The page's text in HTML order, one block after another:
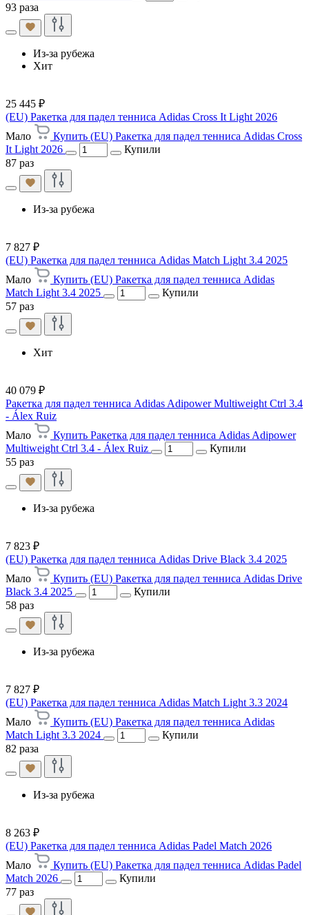
93 раза
Из-за рубежа
Хит
25 445 ₽
(EU) Ракетка для падел тенниса Adidas Cross It Light 2026
Мало
Купить (EU) Ракетка для падел тенниса Adidas Cross
It Light 2026
Купили
87 раз
Из-за рубежа
7 827 ₽
(EU) Ракетка для падел тенниса Adidas Match Light 3.4 2025
Мало
Купить (EU) Ракетка для падел тенниса Adidas
Match Light 3.4 2025
Купили
57 раз
Хит
40 079 ₽
Ракетка для падел тенниса Adidas Adipower Multiweight Ctrl 3.4
- Álex Ruiz
Мало
Купить Ракетка для падел тенниса Adidas Adipower
Multiweight Ctrl 3.4 - Álex Ruiz
Купили
55 раз
Из-за рубежа
7 823 ₽
(EU) Ракетка для падел тенниса Adidas Drive Black 3.4 2025
Мало
Купить (EU) Ракетка для падел тенниса Adidas Drive
Black 3.4 2025
Купили
58 раз
Из-за рубежа
7 827 ₽
(EU) Ракетка для падел тенниса Adidas Match Light 3.3 2024
Мало
Купить (EU) Ракетка для падел тенниса Adidas
Match Light 3.3 2024
Купили
82 раза
Из-за рубежа
8 263 ₽
(EU) Ракетка для падел тенниса Adidas Padel Match 2026
Мало
Купить (EU) Ракетка для падел тенниса Adidas Padel
Match 2026
Купили
77 раз